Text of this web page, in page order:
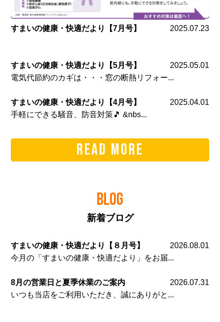
すまいの健康・快適だより【7月号】 2025.07.23
すまいの健康・快適だより【5月号】
2025.05.01
電気代節約のカギは・・・窓の断熱リフォー...
すまいの健康・快適だより【4月号】
2025.04.01
手軽にできる騒音、防音対策🎵 &nbs...
READ MORE
BLOG
新着ブログ
すまいの健康・快適だより【８月号】
2026.08.01
今月の「すまいの健康・快適だより」をお届...
8月の営業日と夏季休業のご案内
2026.07.31
いつも当店をご利用いただき、誠にありがと...